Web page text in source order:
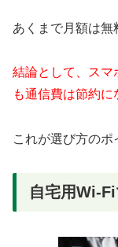
あくまで月額は無
結論として、スマ
も通信費は節約に
これが選び方のポ
自宅用Wi-